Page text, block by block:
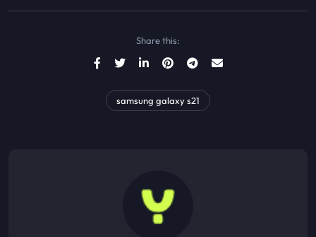
Share this:
samsung galaxy s21